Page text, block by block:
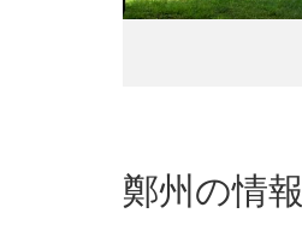
鄭州の情報